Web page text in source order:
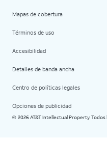
Mapas de cobertura
Términos de uso
Accesibilidad
Detalles de banda ancha
Centro de políticas legales
Opciones de publicidad
© 2026 AT&T Intellectual Property.